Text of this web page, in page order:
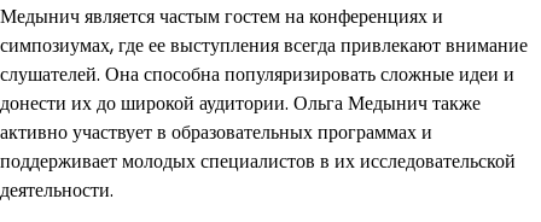
Медынич является частым гостем на конференциях и
симпозиумах, где ее выступления всегда привлекают внимание
слушателей. Она способна популяризировать сложные идеи и
донести их до широкой аудитории. Ольга Медынич также
активно участвует в образовательных программах и
поддерживает молодых специалистов в их исследовательской
деятельности.